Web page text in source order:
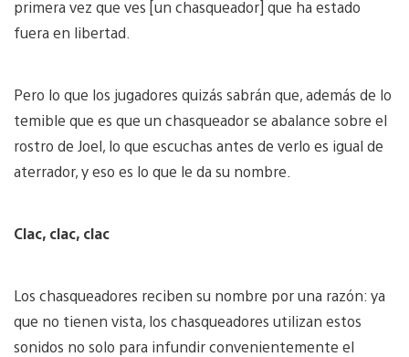
primera vez que ves [un chasqueador] que ha estado
fuera en libertad.
Pero lo que los jugadores quizás sabrán que, además de lo
temible que es que un chasqueador se abalance sobre el
rostro de Joel, lo que escuchas antes de verlo es igual de
aterrador, y eso es lo que le da su nombre.
Clac, clac, clac
Los chasqueadores reciben su nombre por una razón: ya
que no tienen vista, los chasqueadores utilizan estos
sonidos no solo para infundir convenientemente el